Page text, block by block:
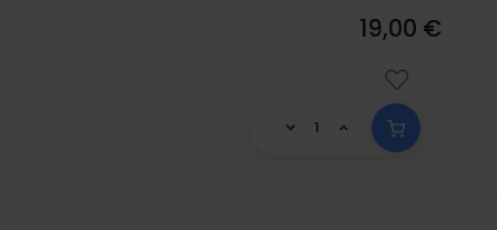
19,00 €